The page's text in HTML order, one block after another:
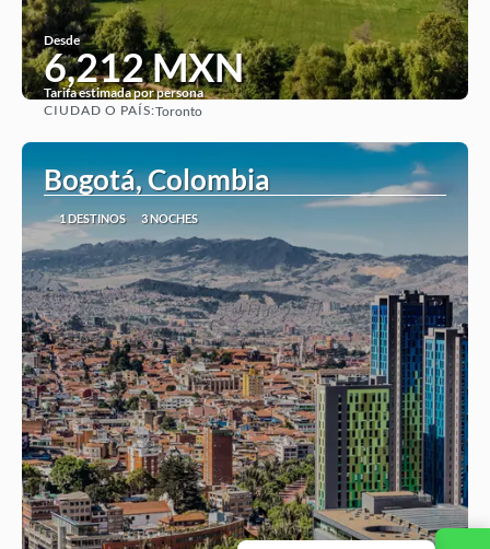
Desde
6,212 MXN
Tarifa estimada por persona
CIUDAD O PAÍS:Toronto
Bogotá, Colombia
1 DESTINOS 3 NOCHES